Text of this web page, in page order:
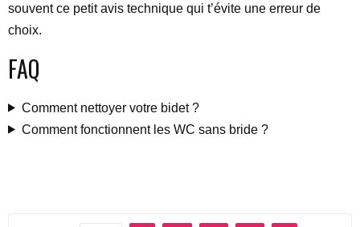
souvent ce petit avis technique qui t’évite une erreur de
choix.
FAQ
Comment nettoyer votre bidet ?
Comment fonctionnent les WC sans bride ?